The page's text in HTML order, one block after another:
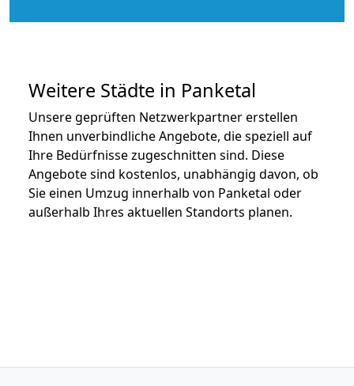
Weitere Städte in Panketal
Unsere geprüften Netzwerkpartner erstellen
Ihnen unverbindliche Angebote, die speziell auf
Ihre Bedürfnisse zugeschnitten sind. Diese
Angebote sind kostenlos, unabhängig davon, ob
Sie einen Umzug innerhalb von Panketal oder
außerhalb Ihres aktuellen Standorts planen.